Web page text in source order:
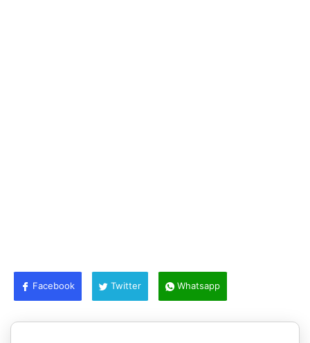
Facebook Twitter Whatsapp